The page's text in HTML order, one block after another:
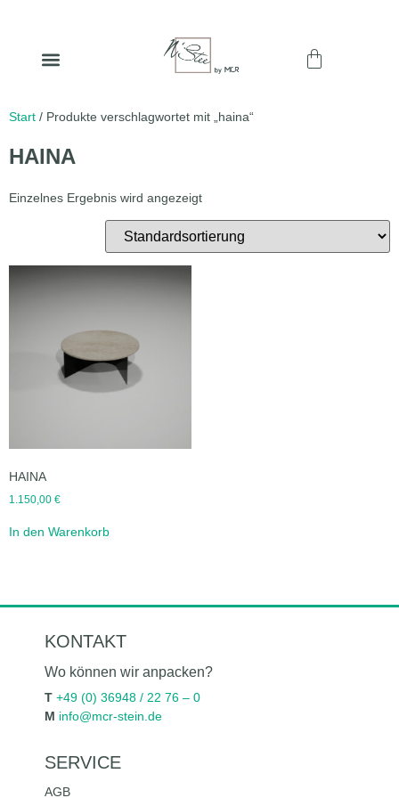
Start / Produkte verschlagwortet mit „haina“
HAINA
Einzelnes Ergebnis wird angezeigt
HAINA
1.150,00 €
In den Warenkorb
KONTAKT
Wo können wir anpacken?
T +49 (0) 36948 / 22 76 – 0
M info@mcr-stein.de
SERVICE
AGB